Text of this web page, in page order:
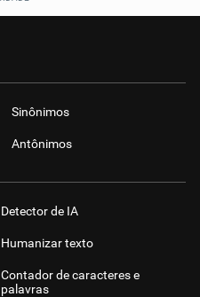
Sinônimos
Antônimos
Detector de IA
Humanizar texto
Contador de caracteres e
palavras